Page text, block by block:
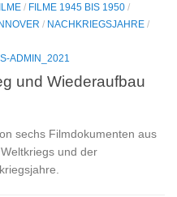
/ FILME 1945 BIS 1950 /
/ NACHKRIEGSJAHRE /
ADMIN_2021
und Wiederaufbau
sechs Filmdokumenten aus
und der